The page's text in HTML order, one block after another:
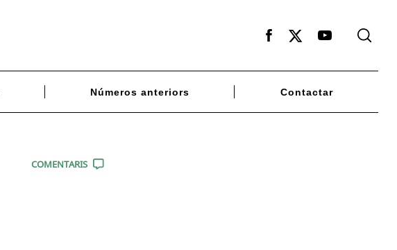
Facebook
X Youtube
Números anteriors Contactar
COMENTARIS